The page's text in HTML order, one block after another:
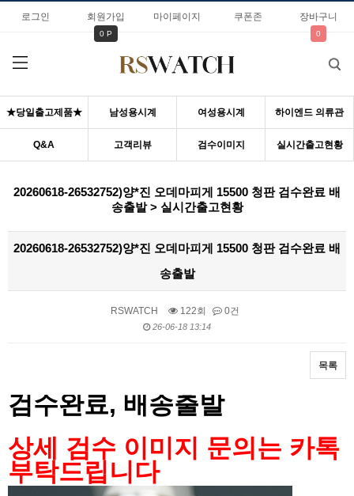
로그인 회원가입
0 P
마이페이지 쿠폰존 장바구니
0
★당일출고제품★ 남성용시계 여성용시계 하이엔드 의류관
Q&A 고객리뷰 검수이미지 실시간출고현황
20260618-26532752)양*진 오데마피게 15500 청판 검수완료 배
송출발 > 실시간출고현황
20260618-26532752)양*진 오데마피게 15500 청판 검수완료 배
송출발
RSWATCH 122회 0건
26-06-18 13:14
목록
본문
검수완료, 배송출발
상세 검수 이미지 문의는 카톡
부탁드립니다